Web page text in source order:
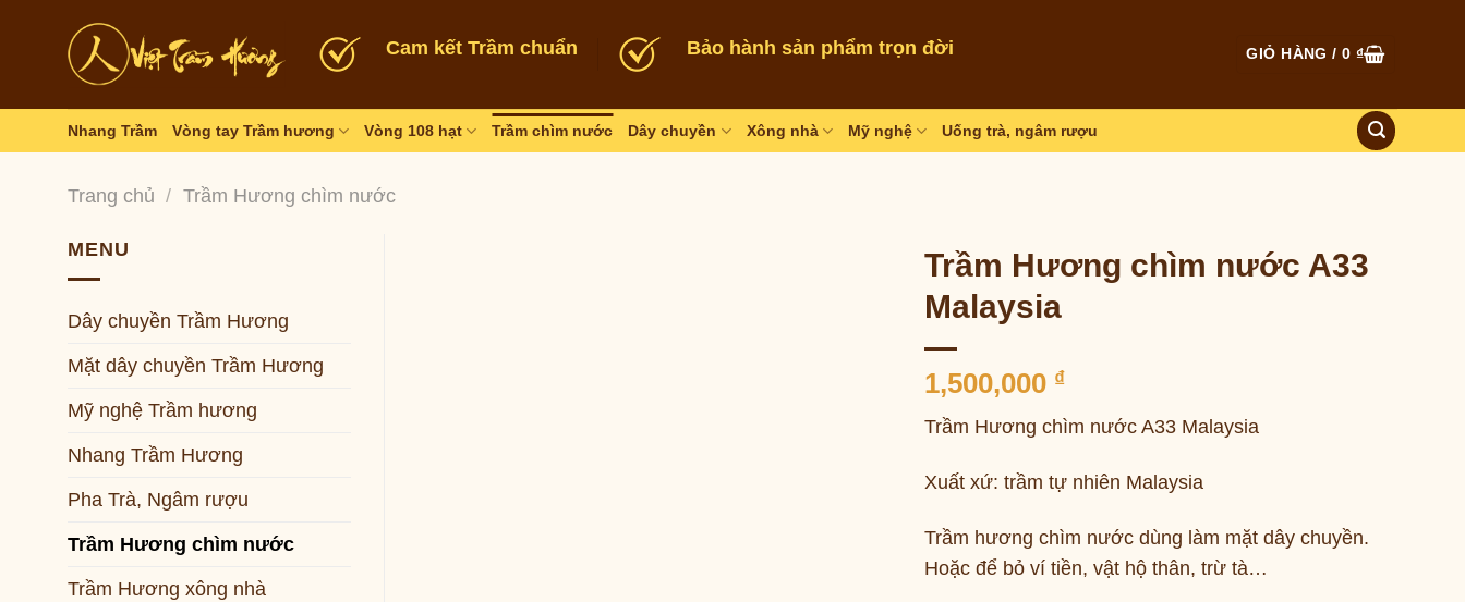
Cam kết Trầm chuẩn Bảo hành sản phẩm trọn đời GIỎ HÀNG /0 ₫
Nhang Trầm Vòng tay Trầm hương Vòng 108 hạt Trầm chìm nước Dây chuyền Xông nhà Mỹ nghệ Uống trà, ngâm rượu
Trang chủ / Trầm Hương chìm nước
MENU
Dây chuyền Trầm Hương
Mặt dây chuyền Trầm Hương
Mỹ nghệ Trầm hương
Nhang Trầm Hương
Pha Trà, Ngâm rượu
Trầm Hương chìm nước
Trầm Hương xông nhà
Trầm Hương chìm nước A33
Malaysia
1,500,000 ₫
Trầm Hương chìm nước A33 Malaysia
Xuất xứ: trầm tự nhiên Malaysia
Trầm hương chìm nước dùng làm mặt dây chuyền.
Hoặc để bỏ ví tiền, vật hộ thân, trừ tà…